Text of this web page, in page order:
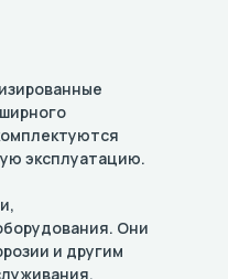
эксплуатацию.
Они
и другим